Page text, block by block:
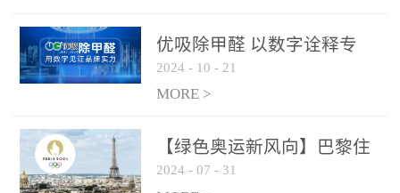
优吸除甲醛 以数字诠释专
业，尽显除醛品牌实力！
2024 - 10 - 21
MORE >
【绿色奥运新风向】巴黎住
宿风波：优吸环保共建健康
2024 - 07 - 31